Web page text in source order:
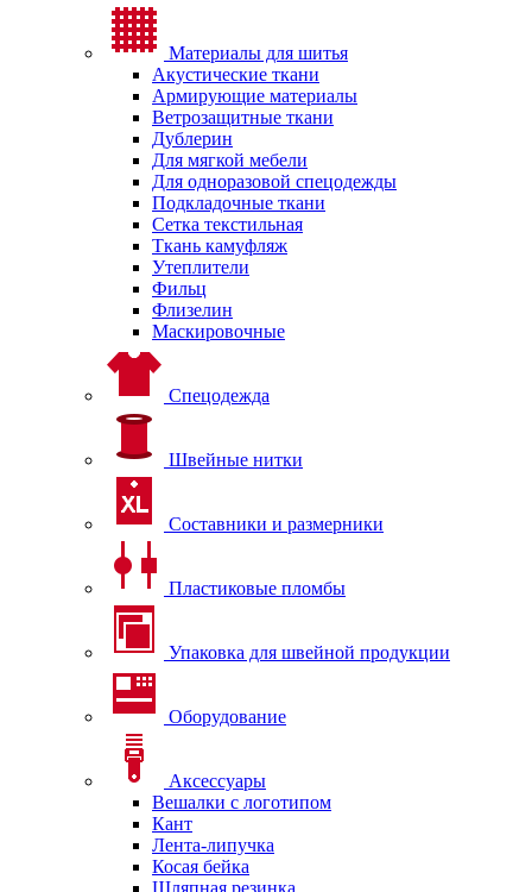
Материалы для шитья
Акустические ткани
Армирующие материалы
Ветрозащитные ткани
Дублерин
Для мягкой мебели
Для одноразовой спецодежды
Подкладочные ткани
Сетка текстильная
Ткань камуфляж
Утеплители
Фильц
Флизелин
Маскировочные
Спецодежда
Швейные нитки
Составники и размерники
Пластиковые пломбы
Упаковка для швейной продукции
Оборудование
Аксессуары
Вешалки с логотипом
Кант
Лента-липучка
Косая бейка
Шляпная резинка